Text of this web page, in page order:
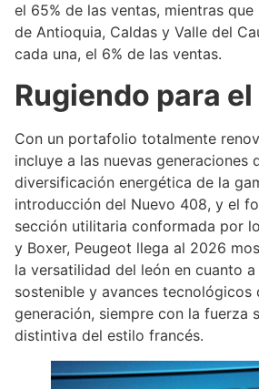
el 65% de las ventas, mientras
de Antioquia, Caldas y Valle del
cada una, el 6% de las ventas.
Rugiendo para
Con un portafolio totalmente
incluye a las nuevas generaciones
diversificación energética de la
introducción del Nuevo 408, y el
sección utilitaria conformada por
y Boxer, Peugeot llega al 2026
la versatilidad del león en cuanto
sostenible y avances tecnológicos
generación, siempre con la fuerza
distintiva del estilo francés.